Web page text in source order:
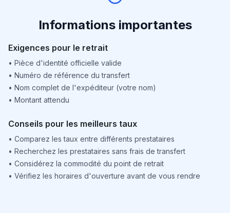
Informations importantes
Exigences pour le retrait
• Pièce d'identité officielle valide
• Numéro de référence du transfert
• Nom complet de l'expéditeur (votre nom)
• Montant attendu
Conseils pour les meilleurs taux
• Comparez les taux entre différents prestataires
• Recherchez les prestataires sans frais de transfert
• Considérez la commodité du point de retrait
• Vérifiez les horaires d'ouverture avant de vous rendre